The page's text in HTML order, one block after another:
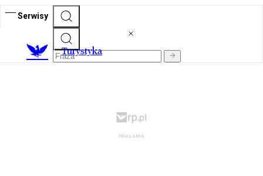
Serwisy
Turystyka